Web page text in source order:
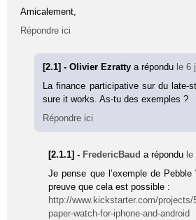
Amicalement,
Répondre ici
[2.1] - Olivier Ezrattya répondu le 6
La finance participative sur du late-
sure it works. As-tu des exemples ?
Répondre ici
[2.1.1] - FredericBaud a répondu
Je pense que l’exemple de
preuve que cela est possible :
http://www.kickstarter.com/projects/
paper-watch-for-iphone-and-android